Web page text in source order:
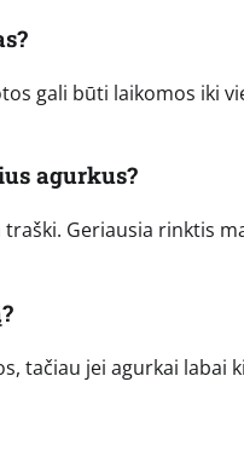
gali būti laikomos iki
agurkus?
Geriausia rinktis
tačiau jei agurkai labai